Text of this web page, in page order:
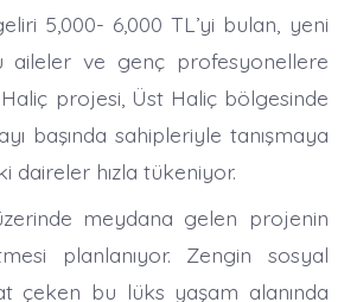
5,000- 6,000 TL’yi bulan, yeni
aileler ve genç profesyonellere
projesi, Üst Haliç bölgesinde
başında sahipleriyle tanışmaya
daireler hızla tükeniyor.
meydana gelen projenin
planlanıyor. Zengin sosyal
çeken bu lüks yaşam alanında